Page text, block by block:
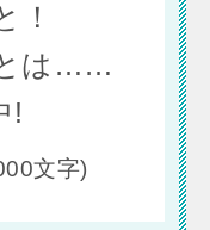
！
は……
!
文字)